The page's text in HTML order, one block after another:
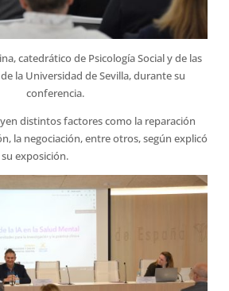
catedrático de Psicología Social y de las
la Universidad de Sevilla, durante su
conferencia.
distintos factores como la reparación
la negociación, entre otros, según explicó
exposición.